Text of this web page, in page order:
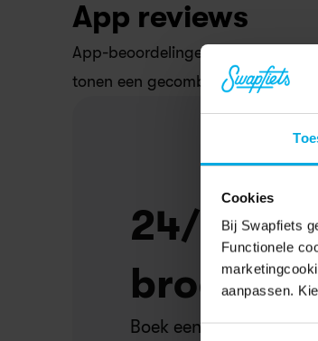
Cookies
Bij Swapfiets
Functionele
aanpassen.
App reviews
App-beoordelingen zijn
tonen een gecombineerd
24/7
broekzak
Boek eenvoudig